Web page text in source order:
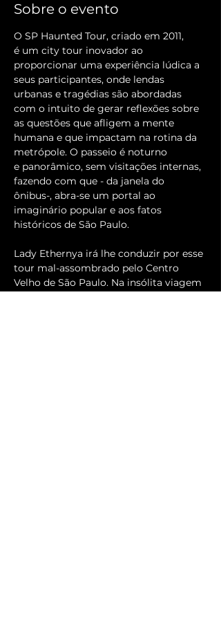
Sobre o evento
O SP Haunted Tour, criado em 2011,
é um city tour inovador ao
proporcionar uma experiência lúdica a
seus participantes, onde lendas
urbanas e tragédias são abordadas
com o intuito de gerar reflexões sobre
as questões que afligem a mente
humana e que impactam na rotina da
metrópole. O passeio é noturno
e panorâmico, sem visitações internas,
fazendo com que - da janela do
ônibus-, abra-se um portal ao
imaginário popular e aos fatos
históricos de São Paulo.
Lady Ethernya irá lhe conduzir por esse
tour mal-assombrado pelo Centro
Velho de São Paulo. Na insólita viagem